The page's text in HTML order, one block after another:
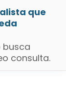
que
consulta.